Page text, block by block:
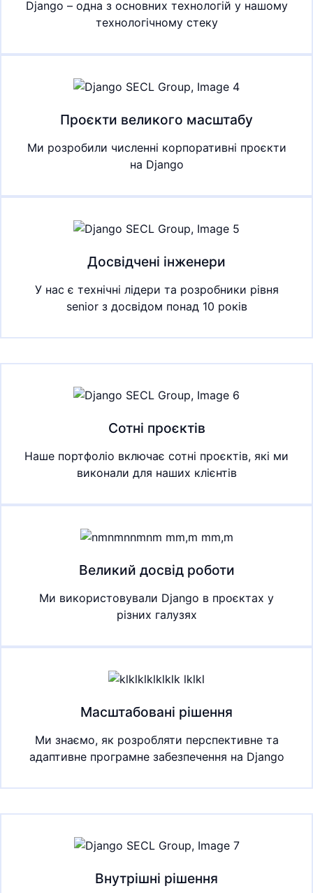
Django – одна з основних технологій у нашому
технологічному стеку
Проєкти великого масштабу
Ми розробили численні корпоративні проєкти
на Django
Досвідчені інженери
У нас є технічні лідери та розробники рівня
senior з досвідом понад 10 років
Сотні проєктів
Наше портфоліо включає сотні проєктів, які ми
виконали для наших клієнтів
Великий досвід роботи
Ми використовували Django в проєктах у
різних галузях
Масштабовані рішення
Ми знаємо, як розробляти перспективне та
адаптивне програмне забезпечення на Django
Внутрішні рішення